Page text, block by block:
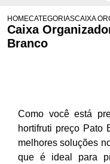
HOMECATEGORIASCAIXA
Caixa
Branco
Como você está
hortifruti preço Pato
melhores soluções
que é ideal para